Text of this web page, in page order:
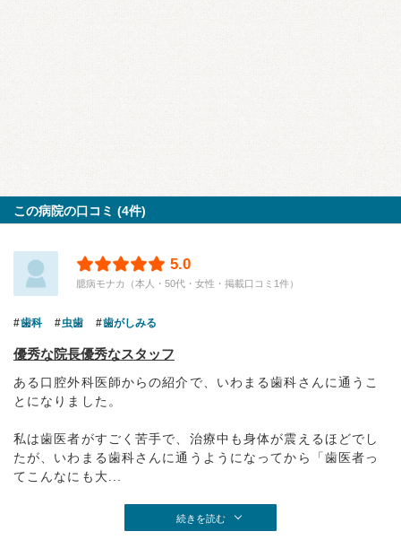
この病院の口コミ (4件)
5.0
臆病モナカ（本人・50代・女性・掲載口コミ1件）
歯科 虫歯 歯がしみる
優秀な院長優秀なスタッフ
ある口腔外科医師からの紹介で、いわまる歯科さんに通うこ
とになりました。
私は歯医者がすごく苦手で、治療中も身体が震えるほどでし
たが、いわまる歯科さんに通うようになってから「歯医者っ
てこんなにも大...
続きを読む